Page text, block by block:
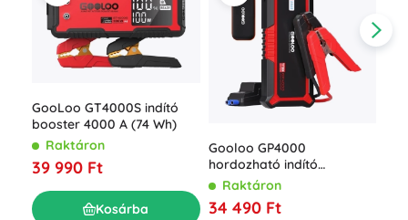
GooLoo GT4000S indító
booster 4000 A (74 Wh)
Raktáron
39 990 Ft
Kosárba
Gooloo GP4000
hordozható indító
akkumulátor 74 Wh
Raktáron
34 490 Ft